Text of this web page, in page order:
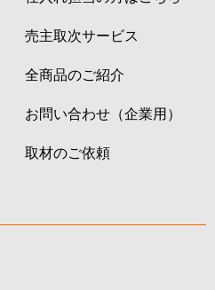
売主取次サービス
全商品のご紹介
お問い合わせ（企業用）
取材のご依頼